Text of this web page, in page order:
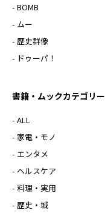
- BOMB
- ムー
- 歴史群像
- ドゥーパ！
書籍・ムックカテゴリー
- ALL
- 家電・モノ
- エンタメ
- ヘルスケア
- 料理・実用
- 歴史・城